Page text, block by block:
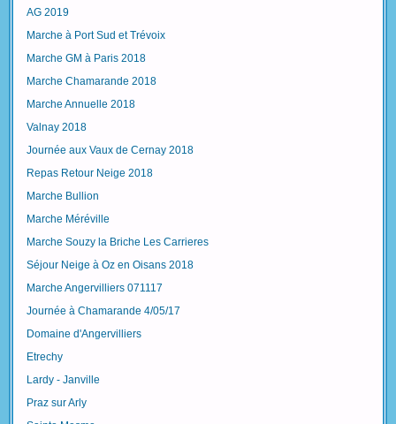
AG 2019
Marche à Port Sud et Trévoix
Marche GM à Paris 2018
Marche Chamarande 2018
Marche Annuelle 2018
Valnay 2018
Journée aux Vaux de Cernay 2018
Repas Retour Neige 2018
Marche Bullion
Marche Méréville
Marche Souzy la Briche Les Carrieres
Séjour Neige à Oz en Oisans 2018
Marche Angervilliers 071117
Journée à Chamarande 4/05/17
Domaine d'Angervilliers
Etrechy
Lardy - Janville
Praz sur Arly